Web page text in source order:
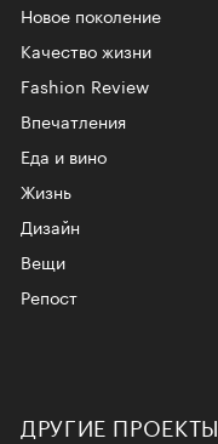
Новое поколение
Качество жизни
Fashion Review
Впечатления
Еда и вино
Жизнь
Дизайн
Вещи
Репост
ДРУГИЕ ПРОЕКТЫ